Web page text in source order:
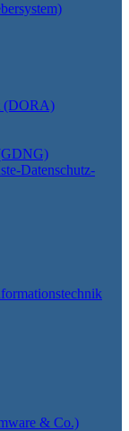
(DORA)
Datenschutz-
& Co.)